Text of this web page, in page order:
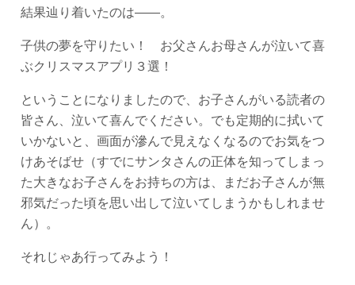
結果辿り着いたのは――。
子供の夢を守りたい！ お父さんお母さんが泣いて喜
ぶクリスマスアプリ３選！
ということになりましたので、お子さんがいる読者の
皆さん、泣いて喜んでください。でも定期的に拭いて
いかないと、画面が滲んで見えなくなるのでお気をつ
けあそばせ（すでにサンタさんの正体を知ってしまっ
た大きなお子さんをお持ちの方は、まだお子さんが無
邪気だった頃を思い出して泣いてしまうかもしれませ
ん）。
それじゃあ行ってみよう！